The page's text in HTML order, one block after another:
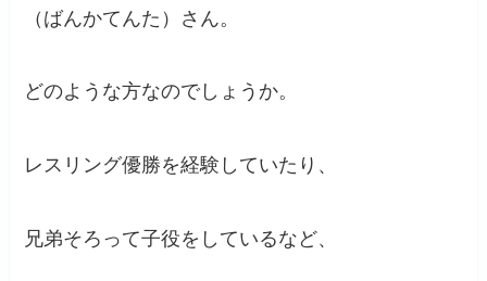
（ばんかてんた）さん。
どのような方なのでしょうか。
レスリング優勝を経験していたり、
兄弟そろって子役をしているなど、